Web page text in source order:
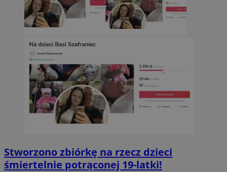
Stworzono zbiórkę na rzecz dzieci
śmiertelnie potrąconej 19-latki!